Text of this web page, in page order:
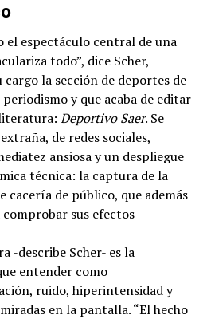
el espectáculo central de una
todo”, dice Scher,
la sección de deportes de
y que acaba de editar
Deportivo Saer. Se
de redes sociales,
ansiosa y un despliegue
técnica: la captura de la
cacería de público, que además
sus efectos
-describe Scher- es la
entender como
ruido, hiperintensidad y
en la pantalla. “El hecho